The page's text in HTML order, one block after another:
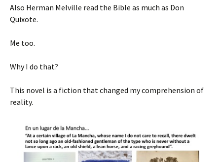
Also Herman Melville read the Bible as much as Don
Quixote.
Me too.
Why I do that?
This novel is a fiction that changed my comprehension of
reality.